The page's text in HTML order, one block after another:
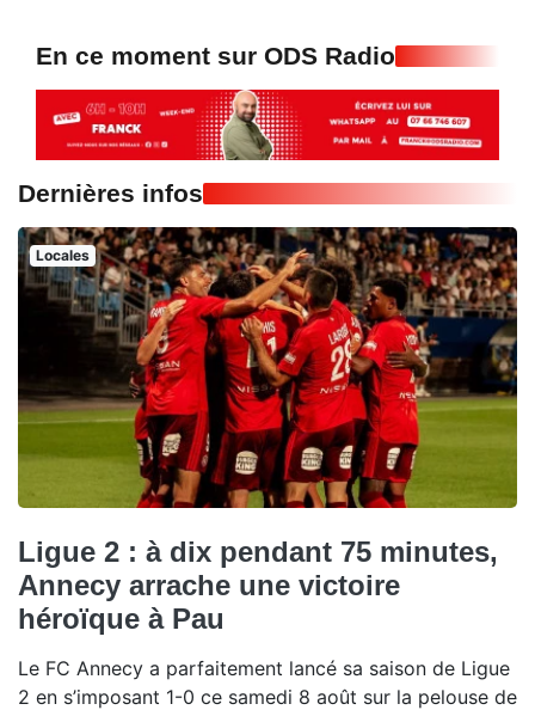
En ce moment sur ODS Radio
Dernières infos
Locales
Ligue 2 : à dix pendant 75 minutes,
Annecy arrache une victoire
héroïque à Pau
Le FC Annecy a parfaitement lancé sa saison de Ligue
2 en s’imposant 1-0 ce samedi 8 août sur la pelouse de